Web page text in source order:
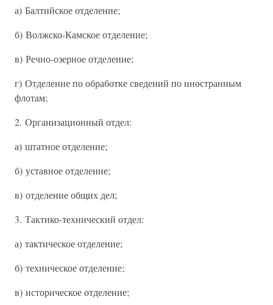
а) Балтийское отделение;
б) Волжско-Камское отделение;
в) Речно-озерное отделение;
г) Отделение по обработке сведений по иностранным
флотам;
2. Организационный отдел:
а) штатное отделение;
б) уставное отделение;
в) отделение общих дел;
3. Тактико-технический отдел:
а) тактическое отделение;
б) техническое отделение;
в) историческое отделение;